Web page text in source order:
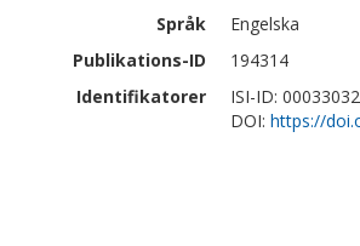
Språk
Engelska
Publikations-ID
194314
Identifikatorer
ISI-ID:
DOI: https://